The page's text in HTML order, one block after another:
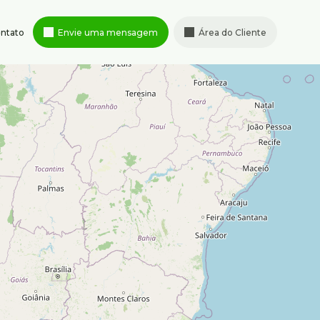
Área do Cliente
Envie uma mensagem
Gerais,Brasil
Rua Albita, 131, 4º andar,
Cruzeiro, Belo Horizonte, MG
Horário de atendimento
Segunda à sexta-feira de 8h às
18h
Sábado de 9h às 13h